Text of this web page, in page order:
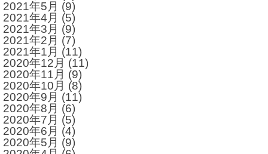
2021年5月 (9)
2021年4月 (5)
2021年3月 (9)
2021年2月 (7)
2021年1月 (11)
2020年12月 (11)
2020年11月 (9)
2020年10月 (8)
2020年9月 (11)
2020年8月 (6)
2020年7月 (5)
2020年6月 (4)
2020年5月 (9)